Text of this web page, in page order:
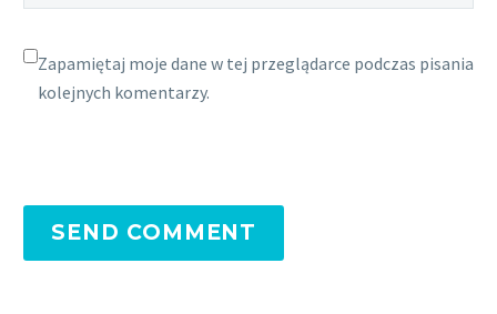
Zapamiętaj moje dane w tej przeglądarce podczas pisania
kolejnych komentarzy.
SEND COMMENT